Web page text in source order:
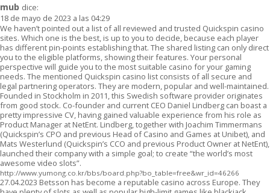
mub dice:
18 de mayo de 2023 a las 04:29
We haven’t pointed out a list of all reviewed and trusted Quickspin casino
sites. Which one is the best, is up to you to decide, because each player
has different pin-points establishing that. The shared listing can only direct
you to the eligible platforms, showing their features. Your personal
perspective will guide you to the most suitable casino for your gaming
needs. The mentioned Quickspin casino list consists of all secure and
legal partnering operators. They are modern, popular and well-maintained.
Founded in Stockholm in 2011, this Swedish software provider originates
from good stock. Co-founder and current CEO Daniel Lindberg can boast a
pretty impressive CV, having gained valuable experience from his role as
Product Manager at NetEnt. Lindberg, together with Joachim Timmermans
(Quickspin’s CPO and previous Head of Casino and Games at Unibet), and
Mats Westerlund (Quickspin’s CCO and previous Product Owner at NetEnt),
launched their company with a simple goal; to create “the world’s most
awesome video slots”.
http://www.yumong.co.kr/bbs/board.php?bo_table=free&wr_id=46266
27.04.2023 Betsson has become a reputable casino across Europe. They